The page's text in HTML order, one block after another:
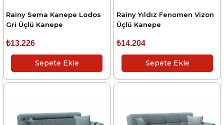
Rainy Sema Kanepe Lodos
Gri Üçlü Kanepe
₺13.226
Sepete Ekle
Rainy Yıldız Fenomen Vizon
Üçlü Kanepe
₺14.204
Sepete Ekle